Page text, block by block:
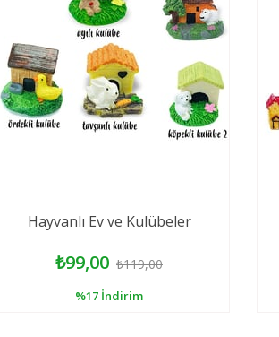
Hayvanlı Ev ve Kulübeler
₺99,00 ₺119,00
%17 İndirim